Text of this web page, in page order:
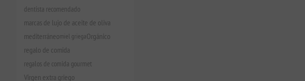
dentista recomendado
marcas de lujo de aceite de oliva
mediterráneomiel griegaOrgánico
regalo de comida
regalos de comida gourmet
Virgen extra griego